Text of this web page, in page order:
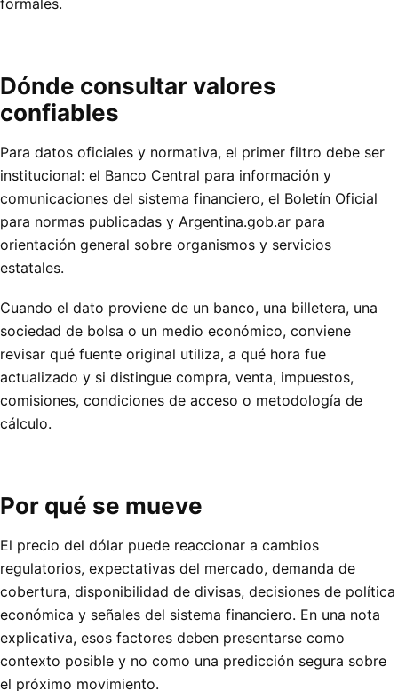
formales.
Dónde consultar valores
confiables
Para datos oficiales y normativa, el primer filtro debe ser
institucional: el Banco Central para información y
comunicaciones del sistema financiero, el Boletín Oficial
para normas publicadas y Argentina.gob.ar para
orientación general sobre organismos y servicios
estatales.
Cuando el dato proviene de un banco, una billetera, una
sociedad de bolsa o un medio económico, conviene
revisar qué fuente original utiliza, a qué hora fue
actualizado y si distingue compra, venta, impuestos,
comisiones, condiciones de acceso o metodología de
cálculo.
Por qué se mueve
El precio del dólar puede reaccionar a cambios
regulatorios, expectativas del mercado, demanda de
cobertura, disponibilidad de divisas, decisiones de política
económica y señales del sistema financiero. En una nota
explicativa, esos factores deben presentarse como
contexto posible y no como una predicción segura sobre
el próximo movimiento.